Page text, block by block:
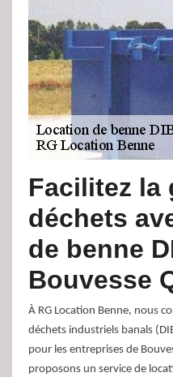
Facilitez la
déchets
de benne
Bouvesse
À RG Location Benne, nous
déchets industriels banals
pour les entreprises de
proposons un service de